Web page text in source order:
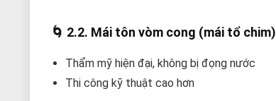
🌀 2.2. Mái tôn vòm cong (mái tổ chim)
Thẩm mỹ hiện đại, không bị đọng nước
Thi công kỹ thuật cao hơn